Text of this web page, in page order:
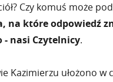
Czy komuś może
na które odpowiedź
- nasi Czytelnicy.
Kazimierzu ułożono w